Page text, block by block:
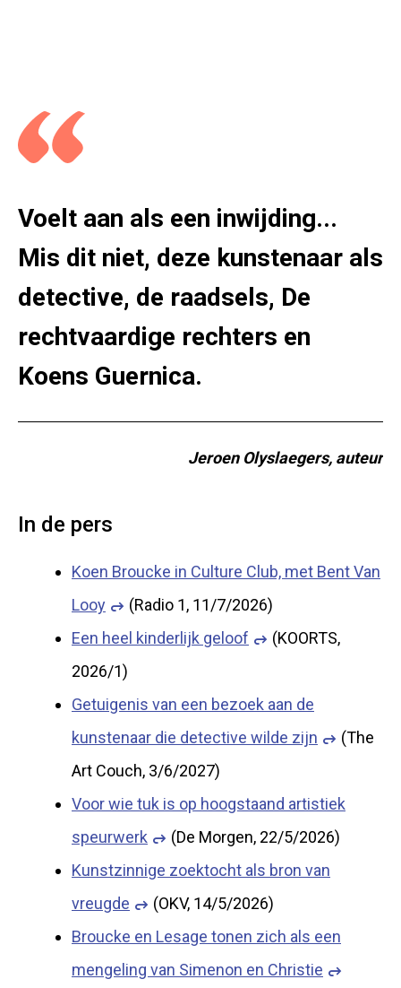
Voelt aan als een inwijding...
Mis dit niet, deze kunstenaar als
detective, de raadsels, De
rechtvaardige rechters en
Koens Guernica.
Jeroen Olyslaegers, auteur
In de pers
Koen Broucke in Culture Club, met Bent Van
Looy
(Radio 1, 11/7/2026)
Een heel kinderlijk geloof
(KOORTS,
2026/1)
Getuigenis van een bezoek aan de
kunstenaar die detective wilde zijn
(The
Art Couch, 3/6/2027)
Voor wie tuk is op hoogstaand artistiek
speurwerk
(De Morgen, 22/5/2026)
Kunstzinnige zoektocht als bron van
vreugde
(OKV, 14/5/2026)
Broucke en Lesage tonen zich als een
mengeling van Simenon en Christie